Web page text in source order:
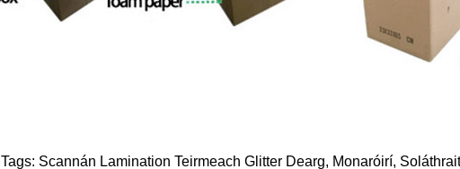
Scannán Lamination Teirmeach Glitter Dearg, Monaróirí,